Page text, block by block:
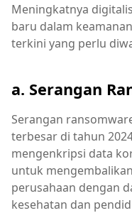
Meningkatnya
baru dalam
terkini yang perlu
a. Serangan
Serangan
terbesar di tahun
mengenkripsi data
untuk
perusahaan dengan
kesehatan dan